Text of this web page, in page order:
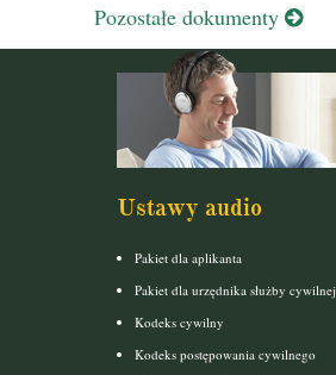
Pozostałe dokumenty
Ustawy audio
Pakiet dla aplikanta
Pakiet dla urzędnika służby cywilnej
Kodeks cywilny
Kodeks postępowania cywilnego